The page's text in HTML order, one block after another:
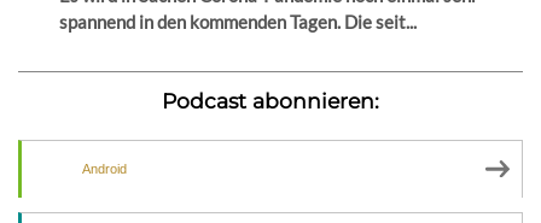
spannend in den kommenden Tagen. Die seit...
Podcast abonnieren:
Android